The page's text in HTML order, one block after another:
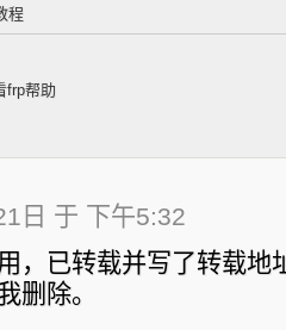
程
frp帮助
日 于 下午5:32
，已转载并写了转载地
删除。